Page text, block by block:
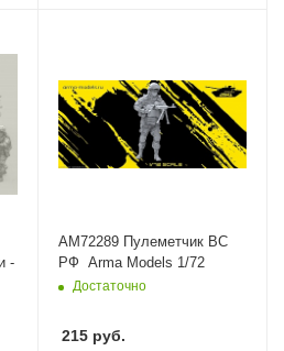
-
AM72289 Пулеметчик ВС
РФ Arma Models 1/72
Достаточно
215 руб.